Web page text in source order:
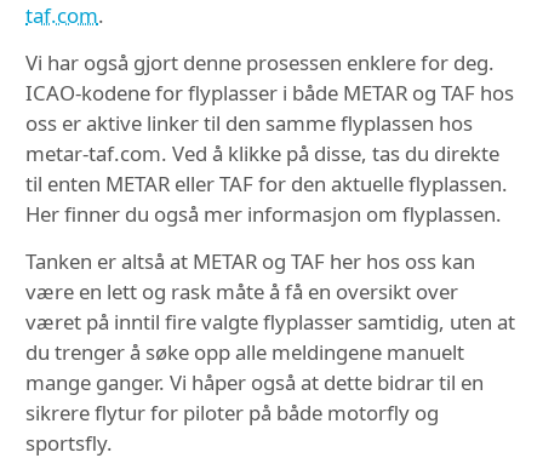
taf.com.
Vi har også gjort denne prosessen enklere for deg.
ICAO-kodene for flyplasser i både METAR og TAF hos
oss er aktive linker til den samme flyplassen hos
metar-taf.com. Ved å klikke på disse, tas du direkte
til enten METAR eller TAF for den aktuelle flyplassen.
Her finner du også mer informasjon om flyplassen.
Tanken er altså at METAR og TAF her hos oss kan
være en lett og rask måte å få en oversikt over
været på inntil fire valgte flyplasser samtidig, uten at
du trenger å søke opp alle meldingene manuelt
mange ganger. Vi håper også at dette bidrar til en
sikrere flytur for piloter på både motorfly og
sportsfly.